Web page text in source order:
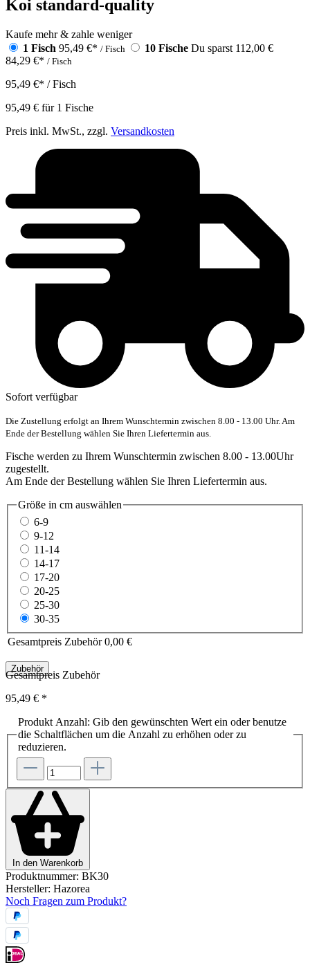
Koi standard-quality
Kaufe mehr & zahle weniger
1 Fisch 95,49 €* / Fisch 10 Fische Du sparst 112,00 €
84,29 €* / Fisch
95,49 €* / Fisch
95,49 € für 1 Fische
Preis inkl. MwSt., zzgl. Versandkosten
Sofort verfügbar
Die Zustellung erfolgt an Ihrem Wunschtermin zwischen 8.00 - 13.00 Uhr. Am
Ende der Bestellung wählen Sie Ihren Liefertermin aus.
Fische werden zu Ihrem Wunschtermin zwischen 8.00 - 13.00Uhr
zugestellt.
Am Ende der Bestellung wählen Sie Ihren Liefertermin aus.
Größe in cm auswählen
6-9
9-12
11-14
14-17
17-20
20-25
25-30
30-35
Gesamtpreis Zubehör 0,00 €
Zubehör
Gesamtpreis Zubehör
95,49 € *
Produkt Anzahl: Gib den gewünschten Wert ein oder benutze
die Schaltflächen um die Anzahl zu erhöhen oder zu
reduzieren.
In den Warenkorb
Produktnummer: BK30
Hersteller: Hazorea
Noch Fragen zum Produkt?